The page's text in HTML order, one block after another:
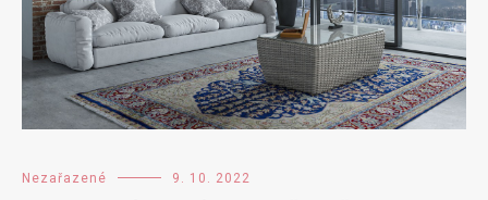
Nezařazené 9. 10. 2022